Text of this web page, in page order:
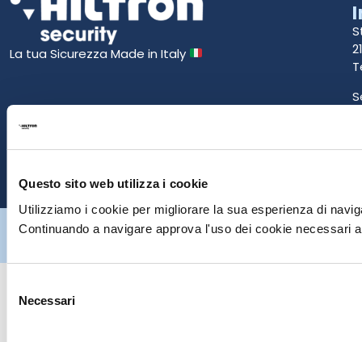
Questo sito web utilizza i cookie
Utilizziamo i cookie per migliorare la sua esperienza di
Continuando a navigare approva l'uso dei cookie necessari
delNecessari
La tua Sicurezza Made in Italy
Hiltron Security è distribuito in Italia da Hiltron Land S.r.l. | P.IVA
IT07395971216 | Design byavcommunication.it| Tutti i diritti sono